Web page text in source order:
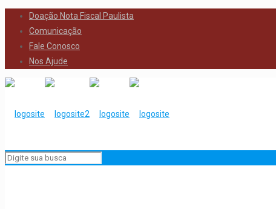
Doação Nota Fiscal Paulista
Comunicação
Fale Conosco
Nos Ajude